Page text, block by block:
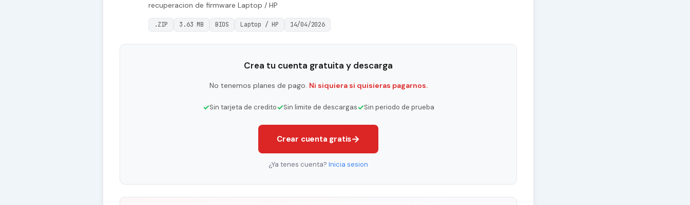
recuperacion de firmware Laptop / HP
.ZIP 3.63 MB BIOS Laptop / HP 14/04/2026
Crea tu cuenta gratuita y descarga
No tenemos planes de pago. Ni siquiera si quisieras pagarnos.
✓Sin tarjeta de credito✓Sin limite de descargas✓Sin periodo de prueba
Crear cuenta gratis→
¿Ya tenes cuenta? Inicia sesion